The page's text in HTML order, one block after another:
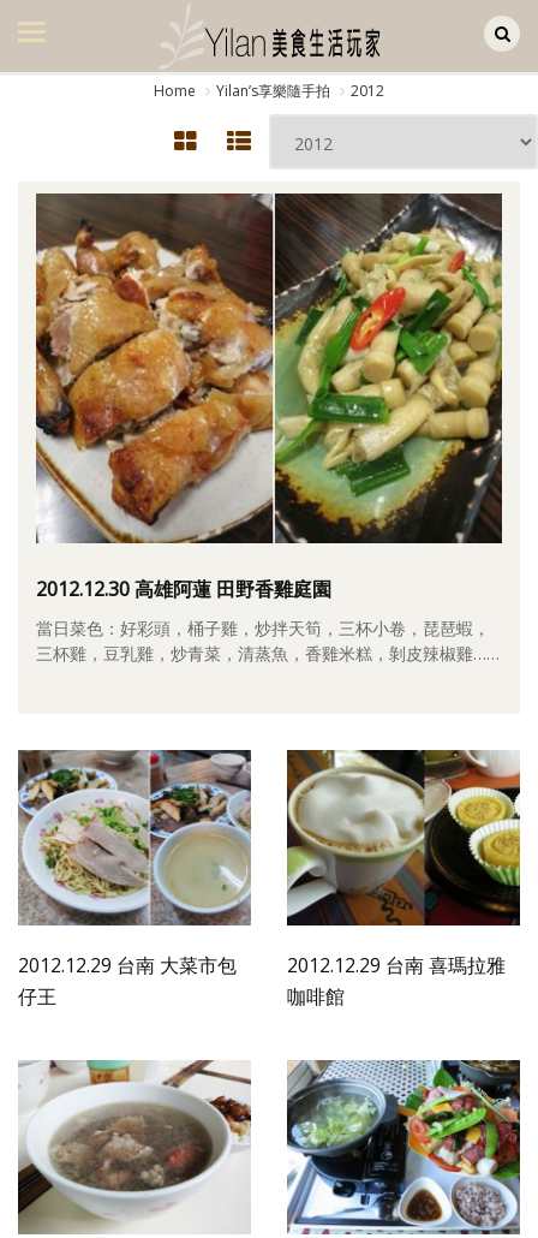
美食集
旅遊集
旅遊美食集
生活風
書房集
日記簿
餐桌週記
享樂隨手拍
影音區
創意出版服務
關於Yilan
個人著作
活動實況記錄
媒體報導一覽
合作與代言
訂閱電子報
Home Yilanʼs享樂隨手拍 2012
2012.12.30 高雄阿蓮 田野香雞庭園
當日菜色：好彩頭，桶子雞，炒拌天筍，三杯小卷，琵琶蝦，
三杯雞，豆乳雞，炒青菜，清蒸魚，香雞米糕，剝皮辣椒雞……
2012.12.29 台南 大菜市包
仔王
2012.12.29 台南 喜瑪拉雅
咖啡館